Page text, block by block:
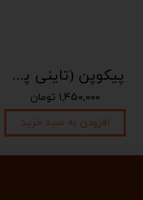
پیکوپن (تاینی پن) 6 نت برند دلکو
۱,۴۵۰,۰۰۰ تومان
افزودن به سبد خرید